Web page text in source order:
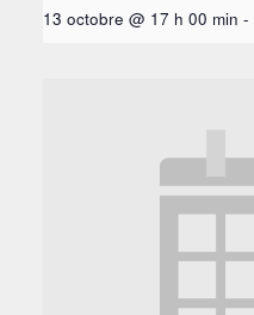
13 octobre @ 17 h 00 min -